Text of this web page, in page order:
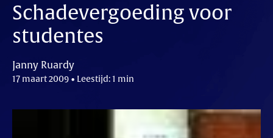
Schadevergoeding voor
studentes
Janny Ruardy
17 maart 2009 • Leestijd: 1 min